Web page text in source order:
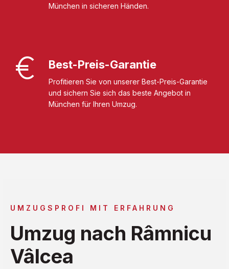
München in sicheren Händen.
Best-Preis-Garantie
Profitieren Sie von unserer Best-Preis-Garantie
und sichern Sie sich das beste Angebot in
München für Ihren Umzug.
UMZUGSPROFI MIT ERFAHRUNG
Umzug nach Râmnicu
Vâlcea